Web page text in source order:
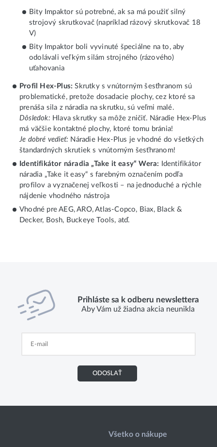
Bity Impaktor sú potrebné, ak sa má použiť silný
strojový skrutkovač (napríklad rázový skrutkovač 18
V)
Bity Impaktor boli vyvinuté špeciálne na to, aby
odolávali veľkým silám strojného (rázového)
uťahovania
Profil Hex-Plus: Skrutky s vnútorným šesťhranom sú
problematické, pretože dosadacie plochy, cez ktoré sa
prenáša sila z náradia na skrutku, sú veľmi malé.
Dôsledok: Hlava skrutky sa môže zničiť. Náradie Hex-Plus
má väčšie kontaktné plochy, ktoré tomu bránia!
Je dobré vedieť: Náradie Hex-Plus je vhodné do všetkých
štandardných skrutiek s vnútorným šesťhranom!
Identifikátor náradia „Take it easy“ Wera: Identifikátor
náradia „Take it easy“ s farebným označením podľa
profilov a vyznačenej veľkosti – na jednoduché a rýchle
nájdenie vhodného nástroja
Vhodné pre AEG, ARO, Atlas-Copco, Biax, Black &
Decker, Bosh, Buckeye Tools, atď.
Prihláste sa k odberu newslettera
Aby Vám už žiadna akcia neunikla
ODOSLAŤ
Všetko o nákupe